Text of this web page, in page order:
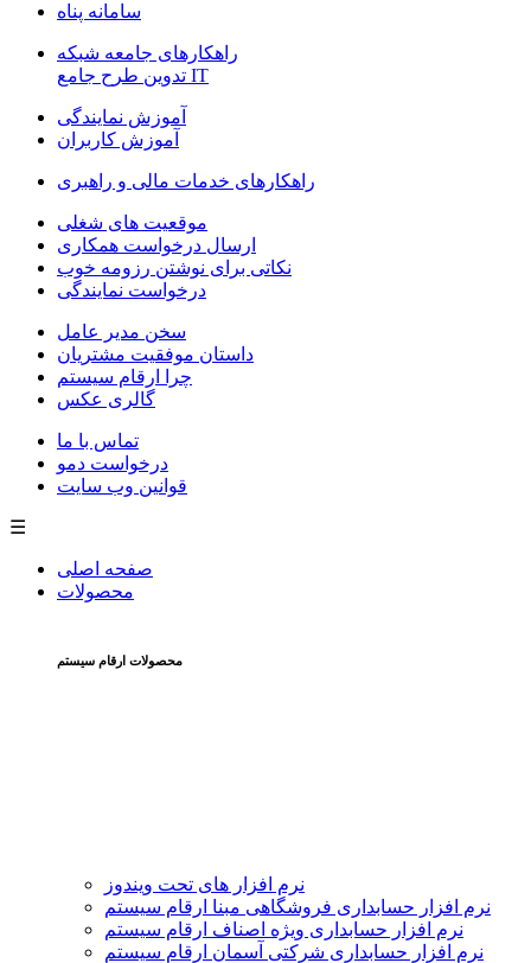
سامانه پناه
راهکارهای جامعه شبکه
IT تدوین طرح جامع
آموزش نمایندگی
آموزش کاربران
راهکارهای خدمات مالی و راهبری
موقعیت های شغلی
ارسال درخواست همکاری
نکاتی برای نوشتن رزومه خوب
درخواست نمایندگی
سخن مدیر عامل
داستان موفقیت مشتریان
چرا ارقام سیستم
گالری عکس
تماس با ما
درخواست دمو
قوانین وب سایت
☰
صفحه اصلی
محصولات
محصولات ارقام سیستم
نرم افزار های تحت ویندوز
نرم افزار حسابداری فروشگاهی مبنا ارقام سیستم
نرم افزار حسابداری ویژه اصناف ارقام سیستم
نرم افزار حسابداری شرکتی آسمان ارقام سیستم